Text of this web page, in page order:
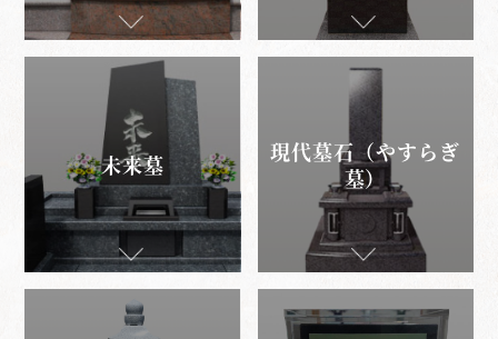
未来墓
現代墓石（やすらぎ
墓）